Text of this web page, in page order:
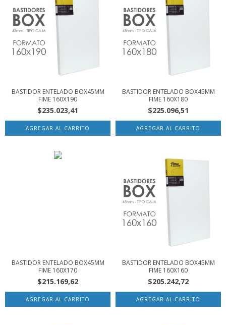
BASTIDOR ENTELADO BOX45MM
FIME 160X190
$235.023,41
BASTIDOR ENTELADO BOX45MM
FIME 160X180
$225.096,51
BASTIDOR ENTELADO BOX45MM
FIME 160X170
$215.169,62
BASTIDOR ENTELADO BOX45MM
FIME 160X160
$205.242,72